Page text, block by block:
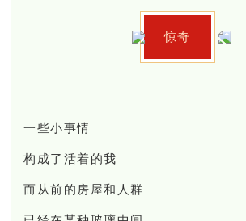
惊奇
一些小事情
构成了活着的我
而从前的房屋和人群